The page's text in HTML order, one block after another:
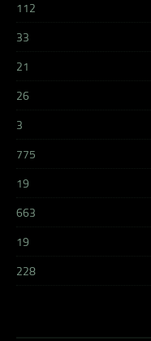
112
33
21
26
775
19
663
19
228